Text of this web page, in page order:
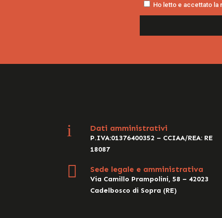
Ho letto e accettato la
i Dati amministrativi
P.IVA:01376400352 – CCIAA/REA: RE
18087
 Sede legale e amministrativa
Via Camillo Prampolini, 58 – 42023
Cadelbosco di Sopra (RE)